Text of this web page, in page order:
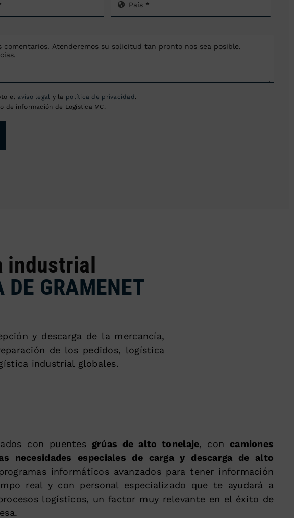
el aviso legal y la política de privacidad .
de información de Logística MC.
industrial
DE GRAMENET
y descarga de la mercancía,
de los pedidos, logística
industrial globales.
con puentes grúas de alto tonelaje, concamiones
necesidades especiales de carga y descarga de alto
informáticos avanzados para tener información
real y con personal especializado que te ayudará a
logísticos, un factor muy relevante en el éxito de